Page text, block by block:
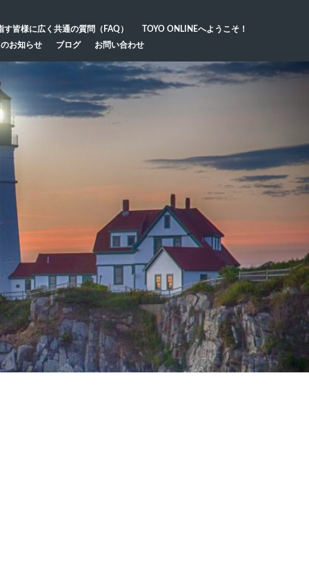
皆様に広く共通の質問（FAQ）
TOYO ONLINEへようこそ！
お知らせ
ブログ お問い合わせ